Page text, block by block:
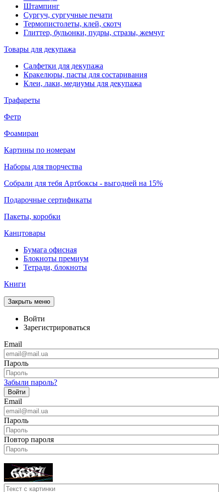
Штампинг
Сургуч, сургучные печати
Термопистолеты, клей, скотч
Глиттер, бульонки, пудры, стразы, жемчуг
Товары для декупажа
Салфетки для декупажа
Кракелюры, пасты для состаривания
Клеи, лаки, медиумы для декупажа
Трафареты
Фетр
Фоамиран
Картины по номерам
Наборы для творчества
Собрали для тебя Артбоксы - выгодней на 15%
Подарочные сертификаты
Пакеты, коробки
Канцтовары
Бумага офисная
Блокноты премиум
Тетради, блокноты
Книги
Закрыть меню
Войти
Зарегистрироваться
Email
Пароль
Забыли пароль?
Войти
Email
Пароль
Повтор пароля